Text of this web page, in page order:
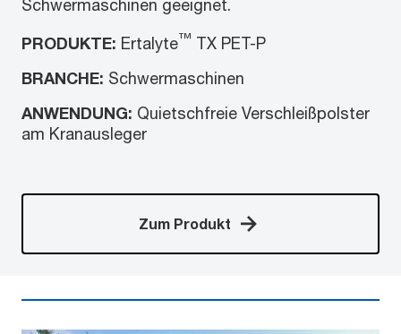
Schwermaschinen geeignet.
PRODUKTE: Ertalyte™ TX PET-P
BRANCHE: Schwermaschinen
ANWENDUNG: Quietschfreie Verschleißpolster
am Kranausleger
Zum Produkt